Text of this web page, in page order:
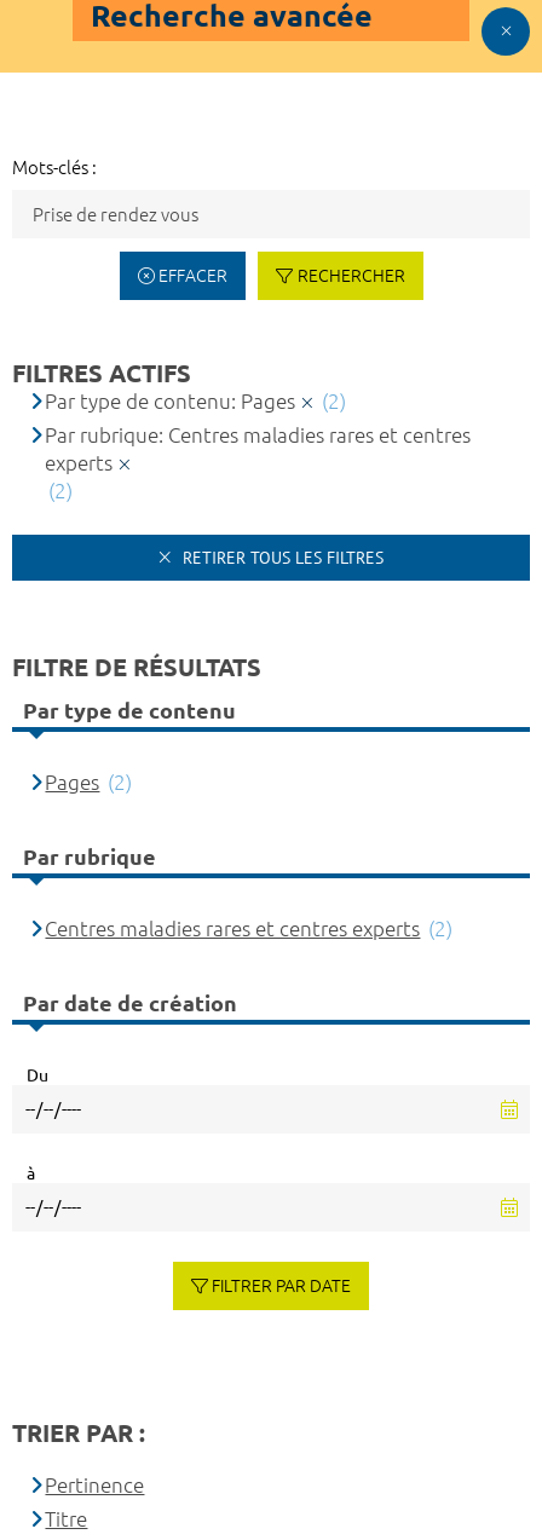
Recherche avancée
Mots-clés :
EFFACER RECHERCHER
FILTRES ACTIFS
Par type de contenu: Pages
(2)
Par rubrique: Centres maladies rares et centres
experts
(2)
RETIRER TOUS LES FILTRES
FILTRE DE RÉSULTATS
Par type de contenu
Pages (2)
Par rubrique
Centres maladies rares et centres experts (2)
Par date de création
Du
à
FILTRER PAR DATE
TRIER PAR :
Pertinence
Titre